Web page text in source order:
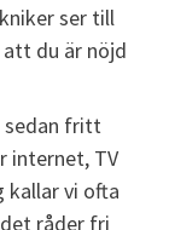
ser till
du är nöjd
sedan fritt
internet, TV
kallar vi ofta
råder fri